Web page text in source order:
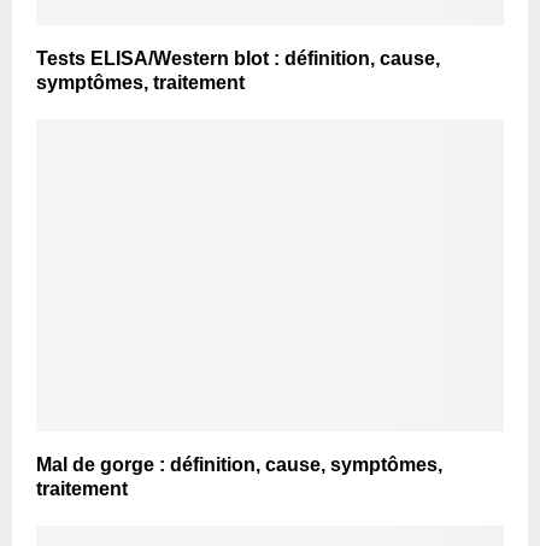
Tests ELISA/Western blot : définition, cause,
symptômes, traitement
Mal de gorge : définition, cause, symptômes,
traitement